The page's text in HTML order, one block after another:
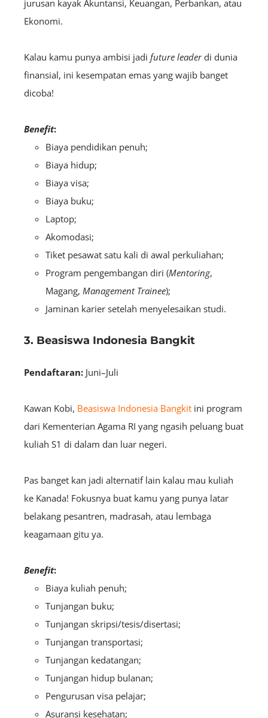
jurusan kayak Akuntansi, Keuangan, Perbankan, atau
Ekonomi.
Kalau kamu punya ambisi jadi future leaderdi dunia
finansial, ini kesempatan emas yang wajib banget
dicoba!
Benefit:
Biaya pendidikan penuh;
Biaya hidup;
Biaya visa;
Biaya buku;
Laptop;
Akomodasi;
Tiket pesawat satu kali di awal perkuliahan;
Program pengembangan diri (Mentoring,
Magang, Management Trainee);
Jaminan karier setelah menyelesaikan studi.
3. Beasiswa Indonesia Bangkit
Pendaftaran: Juni–Juli
Kawan Kobi, Beasiswa Indonesia Bangkit ini program
dari Kementerian Agama RI yang ngasih peluang buat
kuliah S1 di dalam dan luar negeri.
Pas banget kan jadi alternatif lain kalau mau kuliah
ke Kanada! Fokusnya buat kamu yang punya latar
belakang pesantren, madrasah, atau lembaga
keagamaan gitu ya.
Benefit:
Biaya kuliah penuh;
Tunjangan buku;
Tunjangan skripsi/tesis/disertasi;
Tunjangan transportasi;
Tunjangan kedatangan;
Tunjangan hidup bulanan;
Pengurusan visa pelajar;
Asuransi kesehatan;